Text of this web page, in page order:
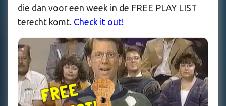
die dan voor een week in de FREE PLAY LIST
terecht komt. Check it out!